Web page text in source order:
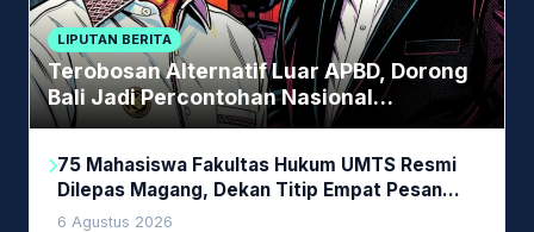
LIPUTAN BERITA
Terobosan Alternatif Luar APBD, Dorong
Bali Jadi Percontohan Nasional
Pembiayaan Daerah
75 Mahasiswa Fakultas Hukum UMTS Resmi
Dilepas Magang, Dekan Titip Empat Pesan
Penting
6 Agustus 2026